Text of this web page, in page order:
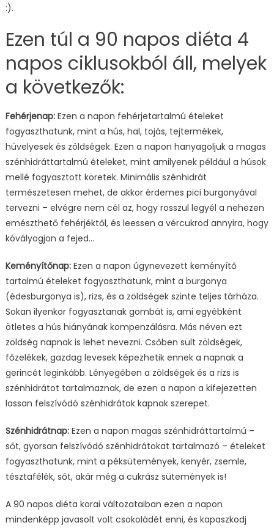
:).
Ezen túl a 90 napos diéta 4
napos ciklusokból áll, melyek
a következők:
Fehérjenap:Ezen a napon fehérjetartalmú ételeket
fogyaszthatunk, mint a hús, hal, tojás, tejtermékek,
hüvelyesek és zöldségek. Ezen a napon hanyagoljuk a magas
szénhidráttartalmú ételeket, mint amilyenek például a húsok
mellé fogyasztott köretek. Minimális szénhidrát
természetesen mehet, de akkor érdemes pici burgonyával
tervezni – elvégre nem cél az, hogy rosszul legyél a nehezen
emészthető fehérjéktől, és leessen a vércukrod annyira, hogy
kóvályogjon a fejed…
Keményítőnap:Ezen a napon úgynevezett keményítő
tartalmú ételeket fogyaszthatunk, mint a burgonya
(édesburgonya is), rizs, és a zöldségek szinte teljes tárháza.
Sokan ilyenkor fogyasztanak gombát is, ami egyébként
ötletes a hús hiányának kompenzálásra. Más néven ezt
zöldség napnak is lehet nevezni. Csőben sült zöldségek,
főzelékek, gazdag levesek képezhetik ennek a napnak a
gerincét leginkább. Lényegében a zöldségek és a rizs is
szénhidrátot tartalmaznak, de ezen a napon a kifejezetten
lassan felszívódó szénhidrátok kapnak szerepet.
Szénhidrátnap:Ezen a napon magas szénhidráttartalmú –
sőt, gyorsan felszívódó szénhidrátokat tartalmazó – ételeket
fogyaszthatunk, mint a péksütemények, kenyér, zsemle,
tésztafélék, sőt, akár még a cukrász sütemények is!
A 90 napos diéta korai változataiban ezen a napon
mindenképp javasolt volt csokoládét enni, és kapaszkodj